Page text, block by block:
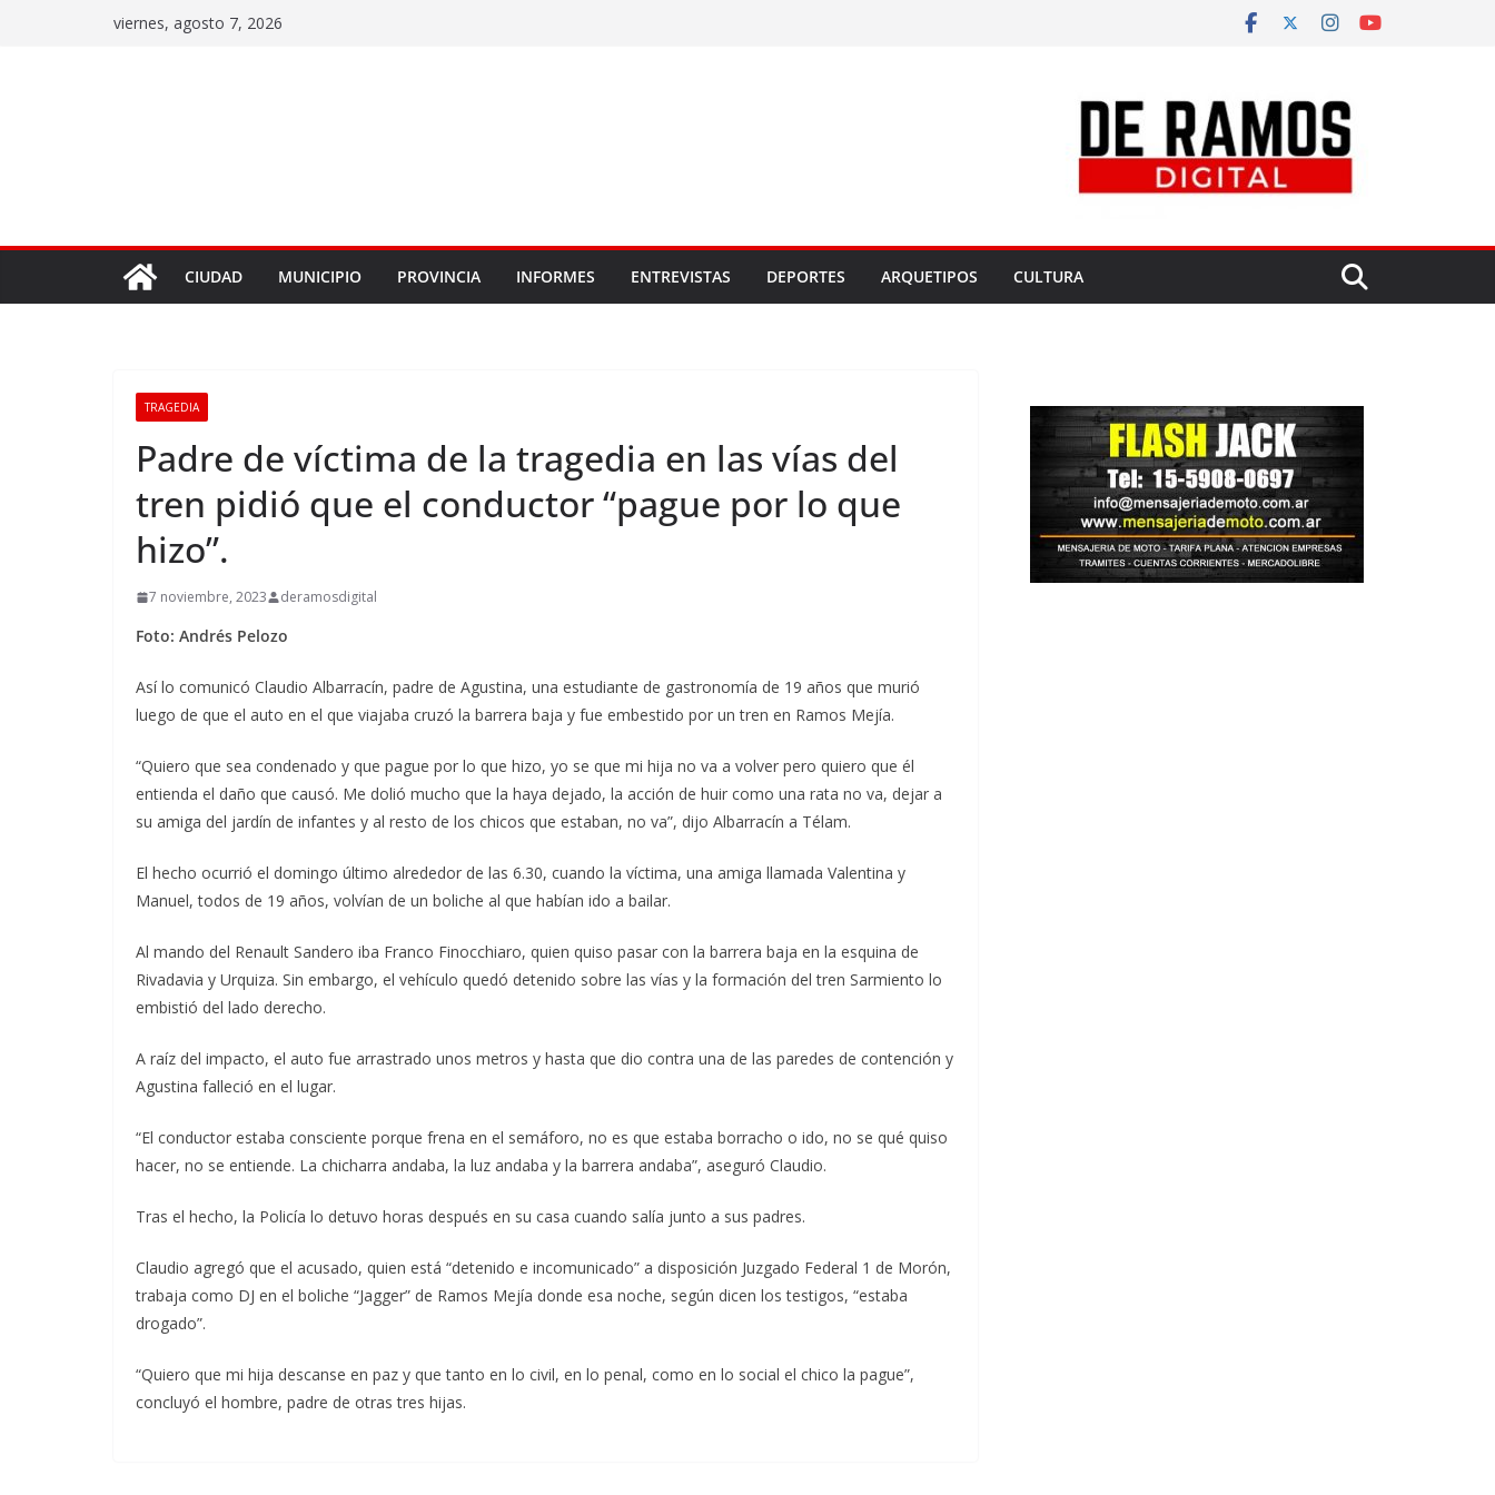
viernes, agosto 7, 2026
CIUDAD MUNICIPIO PROVINCIA INFORMES ENTREVISTAS DEPORTES ARQUETIPOS CULTURA
TRAGEDIA
Padre de víctima de la tragedia en las vías del
tren pidió que el conductor “pague por lo que
hizo”.
7 noviembre, 2023 deramosdigital
Foto: Andrés Pelozo
Así lo comunicó Claudio Albarracín, padre de Agustina, una estudiante de gastronomía de 19 años que murió
luego de que el auto en el que viajaba cruzó la barrera baja y fue embestido por un tren en Ramos Mejía.
“Quiero que sea condenado y que pague por lo que hizo, yo se que mi hija no va a volver pero quiero que él
entienda el daño que causó. Me dolió mucho que la haya dejado, la acción de huir como una rata no va, dejar a
su amiga del jardín de infantes y al resto de los chicos que estaban, no va”, dijo Albarracín a Télam.
El hecho ocurrió el domingo último alrededor de las 6.30, cuando la víctima, una amiga llamada Valentina y
Manuel, todos de 19 años, volvían de un boliche al que habían ido a bailar.
Al mando del Renault Sandero iba Franco Finocchiaro, quien quiso pasar con la barrera baja en la esquina de
Rivadavia y Urquiza. Sin embargo, el vehículo quedó detenido sobre las vías y la formación del tren Sarmiento lo
embistió del lado derecho.
A raíz del impacto, el auto fue arrastrado unos metros y hasta que dio contra una de las paredes de contención y
Agustina falleció en el lugar.
“El conductor estaba consciente porque frena en el semáforo, no es que estaba borracho o ido, no se qué quiso
hacer, no se entiende. La chicharra andaba, la luz andaba y la barrera andaba”, aseguró Claudio.
Tras el hecho, la Policía lo detuvo horas después en su casa cuando salía junto a sus padres.
Claudio agregó que el acusado, quien está “detenido e incomunicado” a disposición Juzgado Federal 1 de Morón,
trabaja como DJ en el boliche “Jagger” de Ramos Mejía donde esa noche, según dicen los testigos, “estaba
drogado”.
“Quiero que mi hija descanse en paz y que tanto en lo civil, en lo penal, como en lo social el chico la pague”,
concluyó el hombre, padre de otras tres hijas.